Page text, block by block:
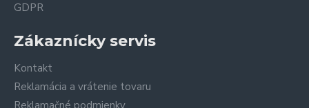
GDPR
Zákaznícky servis
Kontakt
Reklamácia a vrátenie tovaru